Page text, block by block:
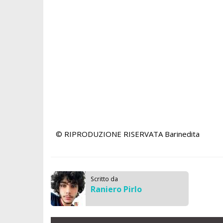
© RIPRODUZIONE RISERVATA Barinedita
Scritto da
Raniero Pirlo